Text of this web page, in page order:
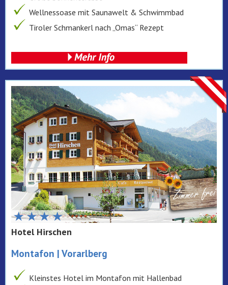
Wellnessoase mit Saunawelt & Schwimmbad
Tiroler Schmankerl nach „Omas“ Rezept
Hotel Hirschen
Montafon | Vorarlberg
Kleinstes Hotel im Montafon mit Hallenbad